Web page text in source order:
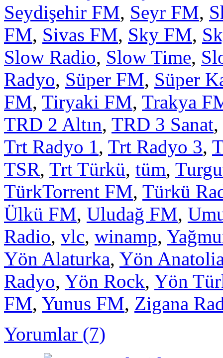
Seydişehir FM, Seyr FM,
FM, Sivas FM, Sky FM,
Slow Radio, Slow Time,
Radyo, Süper FM, Süper
FM, Tiryaki FM, Trakya
TRD 2 Altın, TRD 3 Sanat,
Trt Radyo 1, Trt Radyo 3,
TSR, Trt Türkü, tüm,
TürkTorrent FM, Türkü
Ülkü FM, Uludağ FM,
Radio, vlc, winamp,
Yön Alaturka, Yön
Radyo, Yön Rock, Yön
FM, Yunus FM, Zigana
Yorumlar (7)